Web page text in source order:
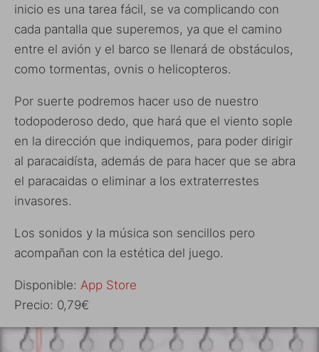
inicio es una tarea fácil, se va complicando con
cada pantalla que superemos, ya que el camino
entre el avión y el barco se llenará de obstáculos,
como tormentas, ovnis o helicopteros.
Por suerte podremos hacer uso de nuestro
todopoderoso dedo, que hará que el viento sople
en la dirección que indiquemos, para poder dirigir
al paracaidísta, además de para hacer que se abra
el paracaidas o eliminar a los extraterrestes
invasores.
Los sonidos y la música son sencillos pero
acompañan con la estética del juego.
Disponible: App Store
Precio: 0,79€